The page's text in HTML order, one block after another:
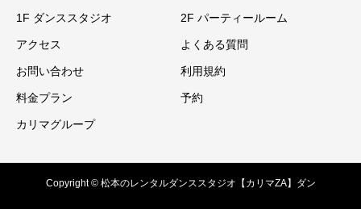
1F ダンススタジオ 2F パーティールーム
アクセス よくある質問
お問い合わせ 利用規約
料金プラン 予約
カリマグループ
Copyright © 松本のレンタルダンススタジオ【カリマZA】ダン